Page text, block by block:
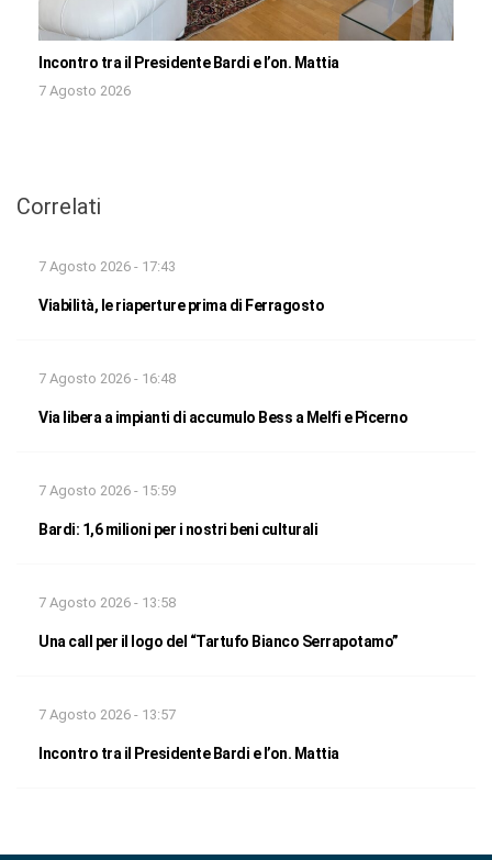
Incontro tra il Presidente Bardi e l’on. Mattia
7 Agosto 2026
Correlati
7 Agosto 2026 - 17:43
Viabilità, le riaperture prima di Ferragosto
7 Agosto 2026 - 16:48
Via libera a impianti di accumulo Bess a Melfi e Picerno
7 Agosto 2026 - 15:59
Bardi: 1,6 milioni per i nostri beni culturali
7 Agosto 2026 - 13:58
Una call per il logo del “Tartufo Bianco Serrapotamo”
7 Agosto 2026 - 13:57
Incontro tra il Presidente Bardi e l’on. Mattia